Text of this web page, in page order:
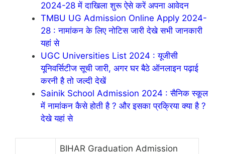
2024-28 में दाखिला शुरू ऐसे करें अपना आवेदन
TMBU UG Admission Online Apply 2024-
28 : नामांकन के लिए नोटिस जारी देखे सभी जानकारी
यहां से
UGC Universities List 2024 : यूजीसी
यूनिवर्सिटीज सूची जारी, अगर घर बैठे ऑनलाइन पढ़ाई
करनी है तो जल्दी देखें
Sainik School Admission 2024 : सैनिक स्कूल
में नामांकन कैसे होती है ? और इसका प्रक्रिया क्या है ?
देखे यहां से
BIHAR Graduation Admission